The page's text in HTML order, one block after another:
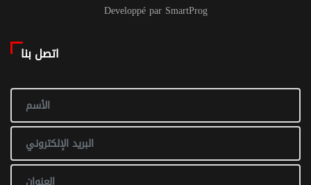
Developpé par SmartProg
اتصل بنا